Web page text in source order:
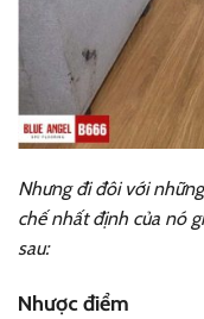
Nhưng đi đôi với
chế nhất định của nó
sau:
Nhược điểm